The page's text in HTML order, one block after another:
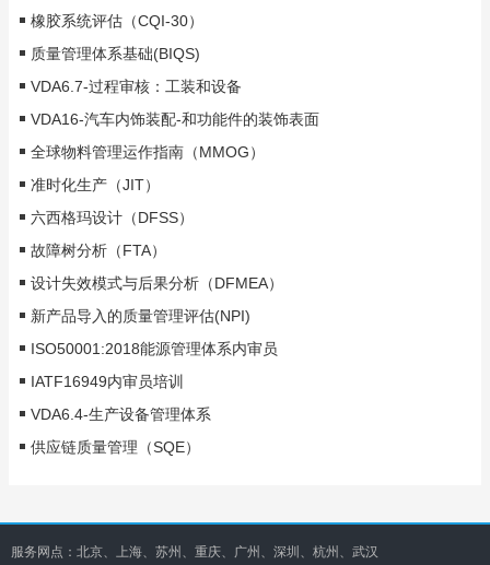
橡胶系统评估（CQI-30）
质量管理体系基础(BIQS)
VDA6.7-过程审核：工装和设备
VDA16-汽车内饰装配-和功能件的装饰表面
全球物料管理运作指南（MMOG）
准时化生产（JIT）
六西格玛设计（DFSS）
故障树分析（FTA）
设计失效模式与后果分析（DFMEA）
新产品导入的质量管理评估(NPI)
ISO50001:2018能源管理体系内审员
IATF16949内审员培训
VDA6.4-生产设备管理体系
供应链质量管理（SQE）
服务网点：北京、上海、苏州、重庆、广州、深圳、杭州、武汉